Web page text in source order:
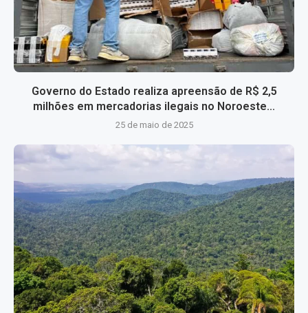
Governo do Estado realiza apreensão de R$ 2,5
milhões em mercadorias ilegais no Noroeste...
25 de maio de 2025